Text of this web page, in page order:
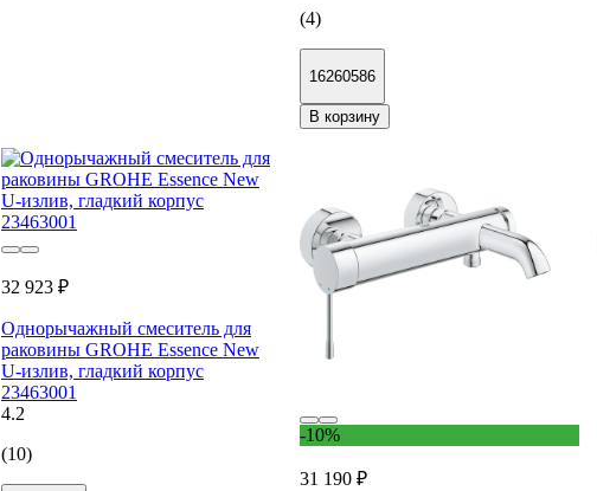
(4)
16260586
В корзину
32 923 ₽
Однорычажный смеситель для
раковины GROHE Essence New
U-излив, гладкий корпус
23463001
4.2
(10)
-10%
31 190 ₽